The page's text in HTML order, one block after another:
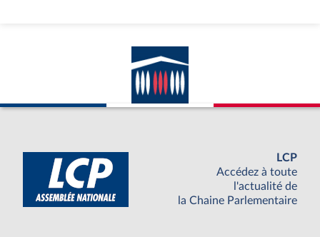
LCP
Accédez à toute
l'actualité de
la Chaine Parlementaire